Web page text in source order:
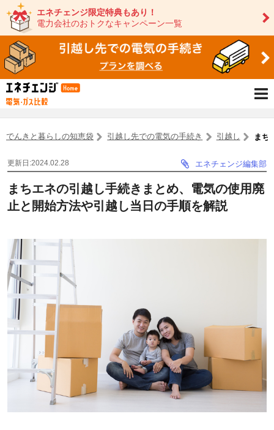
エネチェンジ限定特典もあり！
電力会社のおトクなキャンペーン一覧
でんきと暮らしの知恵袋 引越し先での電気の手続き 引越し まち
更新日:2024.02.28 エネチェンジ編集部
まちエネの引越し手続きまとめ、電気の使用廃
止と開始方法や引越し当日の手順を解説